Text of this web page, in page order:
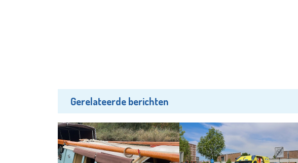
Gerelateerde berichten